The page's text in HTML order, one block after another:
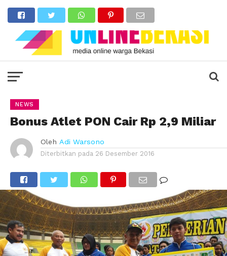
NEWS
Bonus Atlet PON Cair Rp 2,9 Miliar
Oleh Adi Warsono
Diterbitkan pada 26 Desember 2016